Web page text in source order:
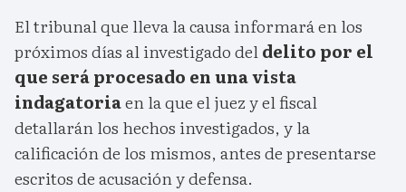
El tribunal que lleva la causa informará en los
próximos días al investigado deldelito por el
que será procesado en una vista
indagatoriaen la que el juez y el fiscal
detallarán los hechos investigados, y la
calificación de los mismos, antes de presentarse
escritos de acusación y defensa.